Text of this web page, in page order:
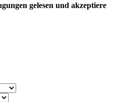
gelesen und akzeptiere